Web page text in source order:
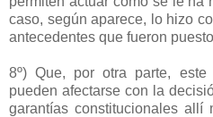
caso, según aparece, lo hizo
antecedentes que fueron
8º) Que, por otra parte,
pueden afectarse con la
garantías constitucionales allí